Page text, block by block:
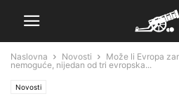
Naslovna Novosti
Može li Evropa
nemoguće, nijedan od tri evropska...
Novosti